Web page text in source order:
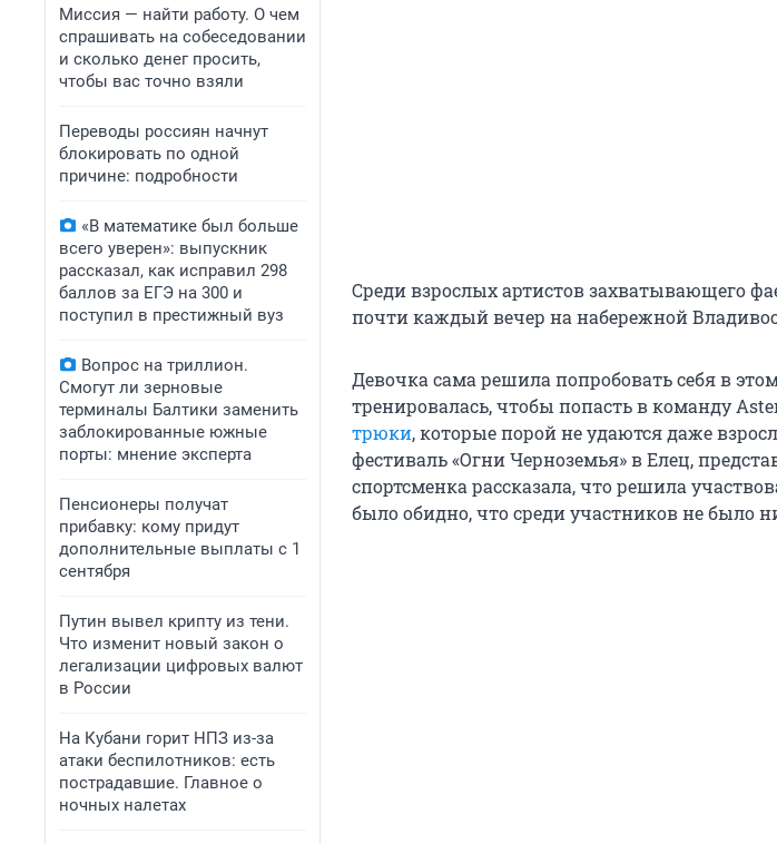
Миссия — найти работу. О чем
спрашивать на собеседовании
и сколько денег просить,
чтобы вас точно взяли
Переводы россиян начнут
блокировать по одной
причине: подробности
«В математике был больше
всего уверен»: выпускник
рассказал, как исправил 298
баллов за ЕГЭ на 300 и
поступил в престижный вуз
Вопрос на триллион.
Смогут ли зерновые
терминалы Балтики заменить
заблокированные южные
порты: мнение эксперта
Пенсионеры получат
прибавку: кому придут
дополнительные выплаты с 1
сентября
Путин вывел крипту из тени.
Что изменит новый закон о
легализации цифровых валют
в России
На Кубани горит НПЗ из-за
атаки беспилотников: есть
пострадавшие. Главное о
ночных налетах
Среди взрослых артистов захватывающего
почти каждый вечер на набережной
Девочка сама решила попробовать себя в
тренировалась, чтобы попасть в команду
трюки, которые порой не удаются даже
фестиваль «Огни Черноземья» в Елец,
спортсменка рассказала, что решила
было обидно, что среди участников не было